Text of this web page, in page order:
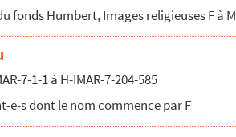
fonds Humbert, Images religieuses F à M
7-1-1 à H-IMAR-7-204-585
e-s dont le nom commence par F